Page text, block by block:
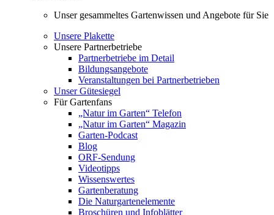
Unser gesammeltes Gartenwissen und Angebote für Sie
Unsere Plakette
Unsere Partnerbetriebe
Partnerbetriebe im Detail
Bildungsangebote
Veranstaltungen bei Partnerbetrieben
Unser Gütesiegel
Für Gartenfans
„Natur im Garten“ Telefon
„Natur im Garten“ Magazin
Garten-Podcast
Blog
ORF-Sendung
Videotipps
Wissenswertes
Gartenberatung
Die Naturgartenelemente
Broschüren und Infoblätter